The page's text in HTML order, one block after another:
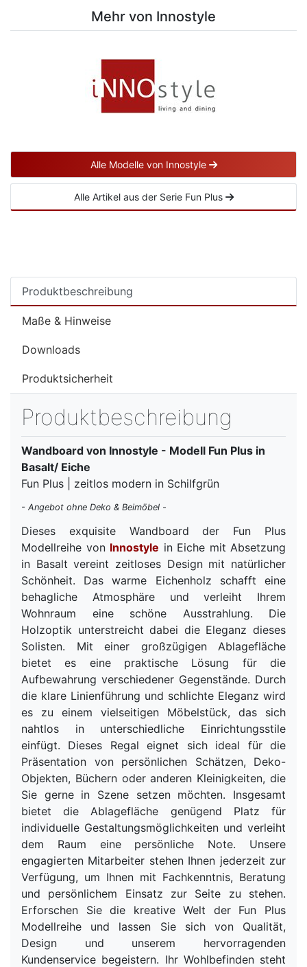
Mehr von Innostyle
Alle Modelle von Innostyle
Alle Artikel aus der Serie Fun Plus
Produktbeschreibung
Maße & Hinweise
Downloads
Produktsicherheit
Produktbeschreibung
Wandboard von Innostyle - Modell Fun Plus in
Basalt/ Eiche
Fun Plus | zeitlos modern in Schilfgrün
- Angebot ohne Deko & Beimöbel -
Dieses exquisite Wandboard der Fun Plus
Modellreihe von Innostyle in Eiche mit Absetzung
in Basalt vereint zeitloses Design mit natürlicher
Schönheit. Das warme Eichenholz schafft eine
behagliche Atmosphäre und verleiht Ihrem
Wohnraum eine schöne Ausstrahlung. Die
Holzoptik unterstreicht dabei die Eleganz dieses
Solisten. Mit einer großzügigen Ablagefläche
bietet es eine praktische Lösung für die
Aufbewahrung verschiedener Gegenstände. Durch
die klare Linienführung und schlichte Eleganz wird
es zu einem vielseitigen Möbelstück, das sich
nahtlos in unterschiedliche Einrichtungsstile
einfügt. Dieses Regal eignet sich ideal für die
Präsentation von persönlichen Schätzen, Deko-
Objekten, Büchern oder anderen Kleinigkeiten, die
Sie gerne in Szene setzen möchten. Insgesamt
bietet die Ablagefläche genügend Platz für
individuelle Gestaltungsmöglichkeiten und verleiht
dem Raum eine persönliche Note. Unsere
engagierten Mitarbeiter stehen Ihnen jederzeit zur
Verfügung, um Ihnen mit Fachkenntnis, Beratung
und persönlichem Einsatz zur Seite zu stehen.
Erforschen Sie die kreative Welt der Fun Plus
Modellreihe und lassen Sie sich von Qualität,
Design und unserem hervorragenden
Kundenservice begeistern. Ihr Wohlbefinden steht